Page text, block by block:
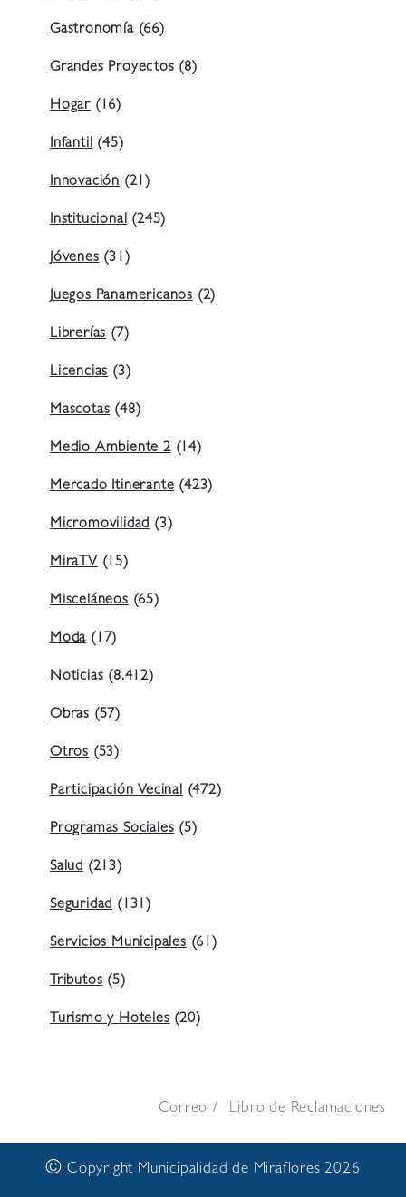
Gastronomía(66)
Grandes Proyectos (8)
Hogar (16)
Infantil (45)
Innovación (21)
Institucional (245)
Jóvenes (31)
Juegos Panamericanos (2)
Librerías (7)
Licencias (3)
Mascotas (48)
Medio Ambiente 2(14)
Mercado Itinerante (423)
Micromovilidad (3)
MiraTV (15)
Misceláneos (65)
Moda (17)
Noticias (8.412)
Obras (57)
Otros (53)
Participación Vecinal (472)
Programas Sociales (5)
Salud (213)
Seguridad (131)
Servicios Municipales (61)
Tributos (5)
Turismo y Hoteles (20)
Correo Libro de Reclamaciones
© Copyright Municipalidad de Miraflores 2026